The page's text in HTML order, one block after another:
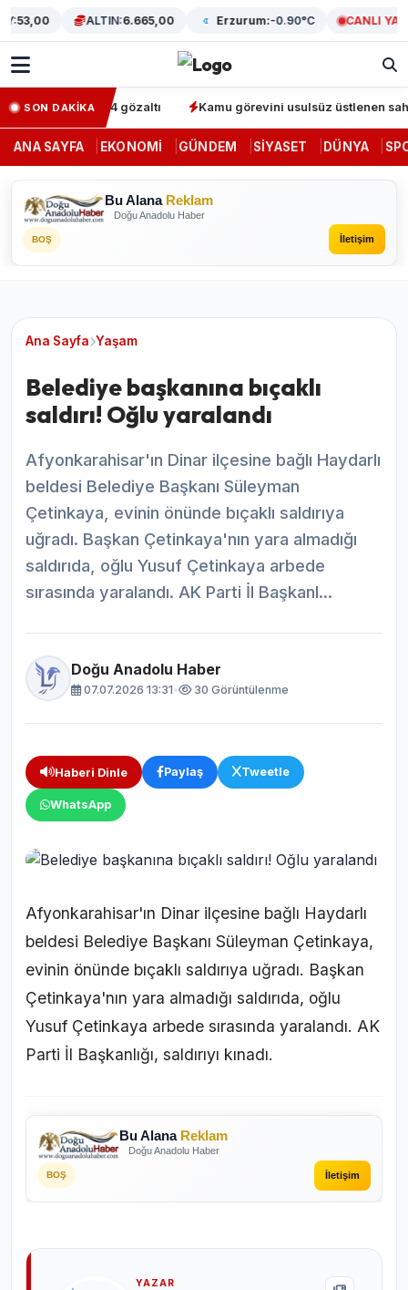
53,00 ALTIN:6.665,00 Erzurum:-0.90°C CANLI YAYIN
SON DAKİKA64 gözaltı Kamu görevini usulsüz üstlenen sahte
ANA SAYFA EKONOMI GÜNDEM SIYASET DÜNYA
Bu Alana Reklam
Doğu Anadolu Haber
BOŞ İletişim
Ana Sayfa Yaşam
Belediye başkanına bıçaklı
saldırı! Oğlu yaralandı
Afyonkarahisar'ın Dinar ilçesine bağlı Haydarlı
beldesi Belediye Başkanı Süleyman
Çetinkaya, evinin önünde bıçaklı saldırıya
uğradı. Başkan Çetinkaya'nın yara almadığı
saldırıda, oğlu Yusuf Çetinkaya arbede
sırasında yaralandı. AK Parti İl Başkanl...
Doğu Anadolu Haber
07.07.2026 13:31• 30 Görüntülenme
Haberi Dinle Paylaş Tweetle
WhatsApp
Afyonkarahisar'ın Dinar ilçesine bağlı Haydarlı
beldesi Belediye Başkanı Süleyman Çetinkaya,
evinin önünde bıçaklı saldırıya uğradı. Başkan
Çetinkaya'nın yara almadığı saldırıda, oğlu
Yusuf Çetinkaya arbede sırasında yaralandı. AK
Parti İl Başkanlığı, saldırıyı kınadı.
Bu Alana Reklam
Doğu Anadolu Haber
BOŞ İletişim
YAZAR